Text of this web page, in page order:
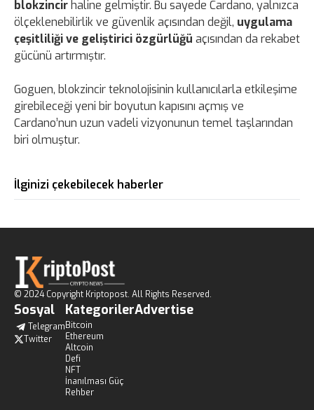
blokzincirhaline gelmiştir. Bu sayede Cardano, yalnızca
ölçeklenebilirlik ve güvenlik açısından değil, uygulama
çeşitliliği ve geliştirici özgürlüğü açısından da rekabet
gücünü artırmıştır.
Goguen, blokzincir teknolojisinin kullanıcılarla etkileşime
girebileceği yeni bir boyutun kapısını açmış ve
Cardano’nun uzun vadeli vizyonunun temel taşlarından
biri olmuştur.
İlginizi çekebilecek haberler
© 2024 Copyright Kriptopost. All Rights Reserved.
Sosyal
Telegram
Twitter
Kategoriler
Bitcoin
Ethereum
Altcoin
Defi
NFT
İnanılması Güç
Rehber
Advertise